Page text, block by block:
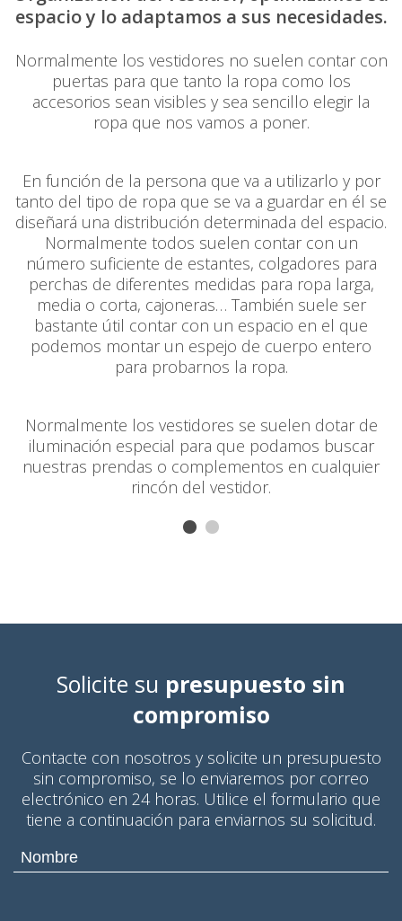
espacio y lo adaptamos a sus necesidades.
Normalmente los vestidores no suelen contar con
puertas para que tanto la ropa como los
accesorios sean visibles y sea sencillo elegir la
ropa que nos vamos a poner.
En función de la persona que va a utilizarlo y por
tanto del tipo de ropa que se va a guardar en él se
diseñará una distribución determinada del espacio.
Normalmente todos suelen contar con un
número suficiente de estantes, colgadores para
perchas de diferentes medidas para ropa larga,
media o corta, cajoneras… También suele ser
bastante útil contar con un espacio en el que
podemos montar un espejo de cuerpo entero
para probarnos la ropa.
Normalmente los vestidores se suelen dotar de
iluminación especial para que podamos buscar
nuestras prendas o complementos en cualquier
rincón del vestidor.
Solicite su presupuesto sin
compromiso
Contacte con nosotros y solicite un presupuesto
sin compromiso, se lo enviaremos por correo
electrónico en 24 horas. Utilice el formulario que
tiene a continuación para enviarnos su solicitud.